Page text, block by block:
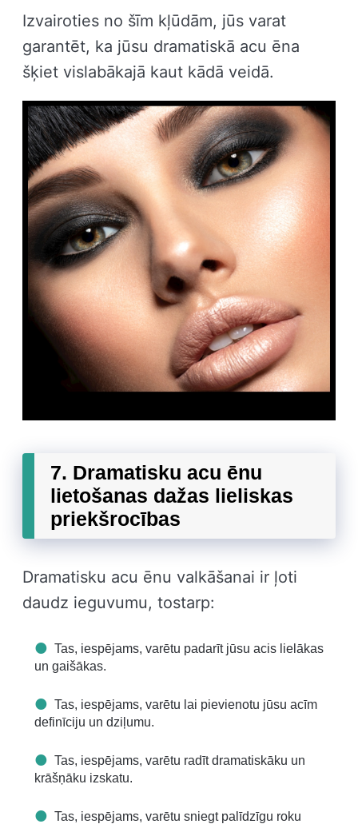
Izvairoties no šīm kļūdām, jūs varat
garantēt, ka jūsu dramatiskā acu ēna
šķiet vislabākajā kaut kādā veidā.
7. Dramatisku acu ēnu
lietošanas dažas lieliskas
priekšrocības
Dramatisku acu ēnu valkāšanai ir ļoti
daudz ieguvumu, tostarp:
Tas, iespējams, varētu padarīt jūsu acis lielākas
un gaišākas.
Tas, iespējams, varētu lai pievienotu jūsu acīm
definīciju un dziļumu.
Tas, iespējams, varētu radīt dramatiskāku un
krāšņāku izskatu.
Tas, iespējams, varētu sniegt palīdzīgu roku